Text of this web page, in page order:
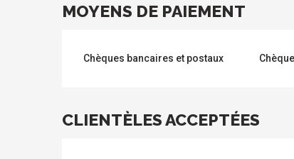
MOYENS DE PAIEMENT
Chèques bancaires et postaux
CLIENTÈLES ACCEPTÉES